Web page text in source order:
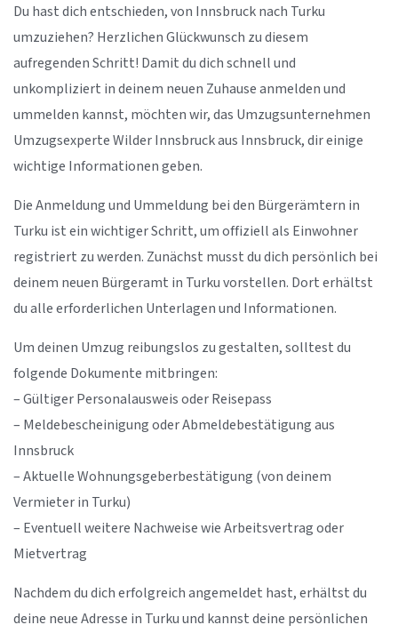
Du hast dich entschieden, von Innsbruck nach Turku
umzuziehen? Herzlichen Glückwunsch zu diesem
aufregenden Schritt! Damit du dich schnell und
unkompliziert in deinem neuen Zuhause anmelden und
ummelden kannst, möchten wir, das Umzugsunternehmen
Umzugsexperte Wilder Innsbruck aus Innsbruck, dir einige
wichtige Informationen geben.
Die Anmeldung und Ummeldung bei den Bürgerämtern in
Turku ist ein wichtiger Schritt, um offiziell als Einwohner
registriert zu werden. Zunächst musst du dich persönlich bei
deinem neuen Bürgeramt in Turku vorstellen. Dort erhältst
du alle erforderlichen Unterlagen und Informationen.
Um deinen Umzug reibungslos zu gestalten, solltest du
folgende Dokumente mitbringen:
– Gültiger Personalausweis oder Reisepass
– Meldebescheinigung oder Abmeldebestätigung aus
Innsbruck
– Aktuelle Wohnungsgeberbestätigung (von deinem
Vermieter in Turku)
– Eventuell weitere Nachweise wie Arbeitsvertrag oder
Mietvertrag
Nachdem du dich erfolgreich angemeldet hast, erhältst du
deine neue Adresse in Turku und kannst deine persönlichen